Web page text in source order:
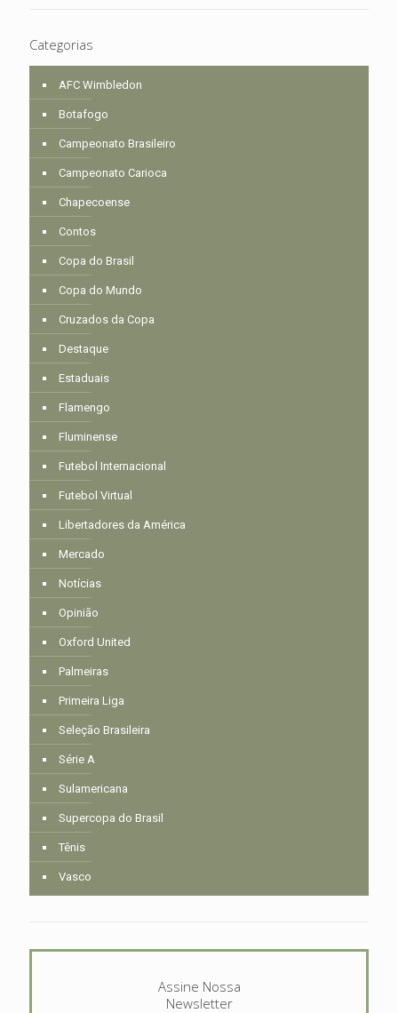
Categorias
AFC Wimbledon
Botafogo
Campeonato Brasileiro
Campeonato Carioca
Chapecoense
Contos
Copa do Brasil
Copa do Mundo
Cruzados da Copa
Destaque
Estaduais
Flamengo
Fluminense
Futebol Internacional
Futebol Virtual
Libertadores da América
Mercado
Notícias
Opinião
Oxford United
Palmeiras
Primeira Liga
Seleção Brasileira
Série A
Sulamericana
Supercopa do Brasil
Tênis
Vasco
Assine Nossa
Newsletter